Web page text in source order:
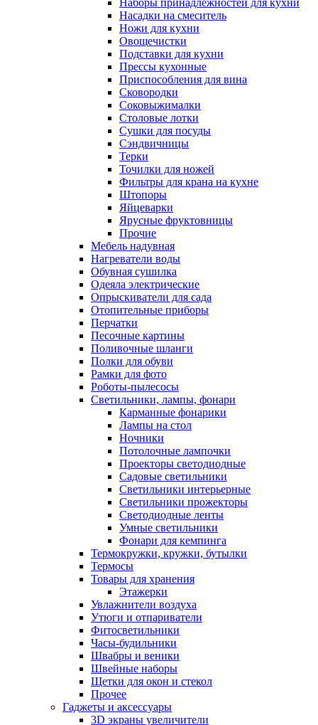
Наборы принадлежностей для кухни
Насадки на смеситель
Ножи для кухни
Овощечистки
Подставки для кухни
Прессы кухонные
Приспособления для вина
Сковородки
Соковыжималки
Столовые лотки
Сушки для посуды
Сэндвичницы
Терки
Точилки для ножей
Фильтры для крана на кухне
Штопоры
Яйцеварки
Ярусные фруктовницы
Прочие
Мебель надувная
Нагреватели воды
Обувная сушилка
Одеяла электрические
Опрыскиватели для сада
Отопительные приборы
Перчатки
Песочные картины
Поливочные шланги
Полки для обуви
Рамки для фото
Роботы-пылесосы
Светильники, лампы, фонари
Карманные фонарики
Лампы на стол
Ночники
Потолочные лампочки
Проекторы светодиодные
Садовые светильники
Светильники интерьерные
Светильники прожекторы
Светодиодные ленты
Умные светильники
Фонари для кемпинга
Термокружки, кружки, бутылки
Термосы
Товары для хранения
Этажерки
Увлажнители воздуха
Утюги и отпариватели
Фитосветильники
Часы-будильники
Швабры и веники
Швейные наборы
Щетки для окон и стекол
Прочее
Гаджеты и аксессуары
3D экраны увеличители